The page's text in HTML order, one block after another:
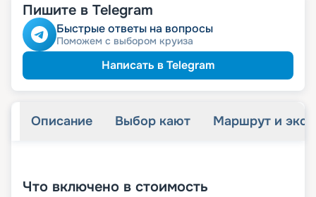
-10% от 40 140 ₽/ турист
Скидкапенсионерам
Скидка сотрудникам силовыхведомств
Скидкаветеранам
Скидка многодетнымсемьям
Пишите в Telegram
Быстрые ответы на вопросы
Поможем с выбором круиза
Написать в Telegram
Описание Выбор кают Маршрут и
Что включено в стоимость